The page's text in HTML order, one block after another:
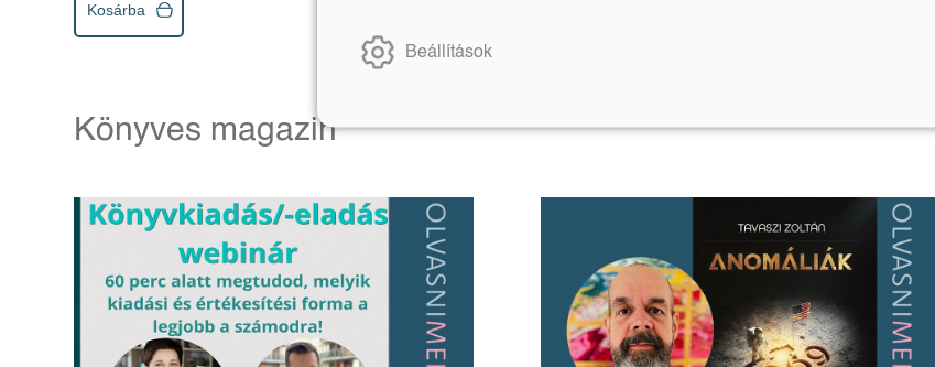
Kosárba
Könyves magazin
Beállítások